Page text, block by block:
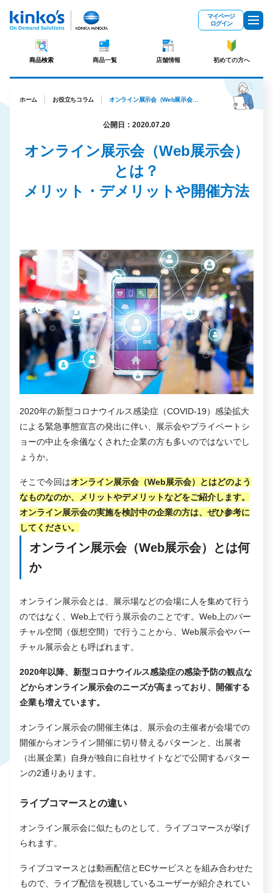
マイページ
ログイン
商品検索 商品一覧 店舗情報 初めての方へ
ホーム お役立ちコラム オンライン展示会（Web展示会）とは？メリット・デメリットや開催方法
公開日：2020.07.20
オンライン展示会（Web展示会）
とは？
メリット・デメリットや開催方法
2020年の新型コロナウイルス感染症（COVID-19）感染拡大
による緊急事態宣言の発出に伴い、展示会やプライベートシ
ョーの中止を余儀なくされた企業の方も多いのではないでし
ょうか。
そこで今回はオンライン展示会（Web展示会）とはどのよう
なものなのか、メリットやデメリットなどをご紹介します。
オンライン展示会の実施を検討中の企業の方は、ぜひ参考に
してください。
オンライン展示会（Web展示会）とは何
か
オンライン展示会とは、展示場などの会場に人を集めて行う
のではなく、Web上で行う展示会のことです。Web上のバー
チャル空間（仮想空間）で行うことから、Web展示会やバー
チャル展示会とも呼ばれます。
2020年以降、新型コロナウイルス感染症の感染予防の観点な
どからオンライン展示会のニーズが高まっており、開催する
企業も増えています。
オンライン展示会の開催主体は、展示会の主催者が会場での
開催からオンライン開催に切り替えるパターンと、出展者
（出展企業）自身が独自に自社サイトなどで公開するパター
ンの2通りあります。
ライブコマースとの違い
オンライン展示会に似たものとして、ライブコマースが挙げ
られます。
ライブコマースとは動画配信とECサービスとを組み合わせた
もので、ライブ配信を視聴しているユーザーが紹介されてい